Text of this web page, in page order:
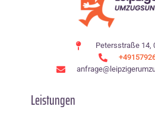
Petersstraße 14,
Leistungen